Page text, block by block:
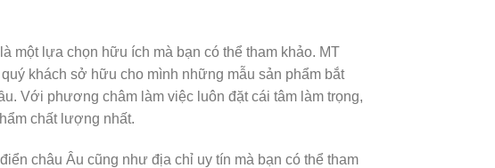
một lựa chọn hữu ích mà bạn có thể tham khảo. MT
khách sở hữu cho mình những mẫu sản phẩm bắt
Với phương châm làm việc luôn đặt cái tâm làm trọng,
chất lượng nhất.
châu Âu cũng như địa chỉ uy tín mà bạn có thể tham